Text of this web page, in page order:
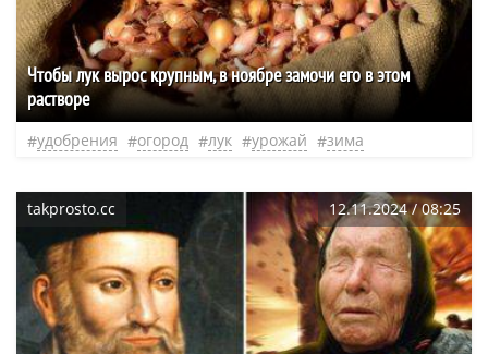
Чтобы лук вырос крупным, в ноябре замочи его в этом
растворе
удобрения огород лук урожай зима
takprosto.cc 12.11.2024 / 08:25